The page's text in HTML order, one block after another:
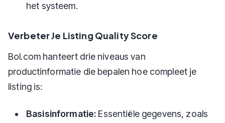
het systeem.
Verbeter Je Listing Quality Score
Bol.com hanteert drie niveaus van
productinformatie die bepalen hoe compleet je
listing is:
Basisinformatie: Essentiële gegevens, zoals